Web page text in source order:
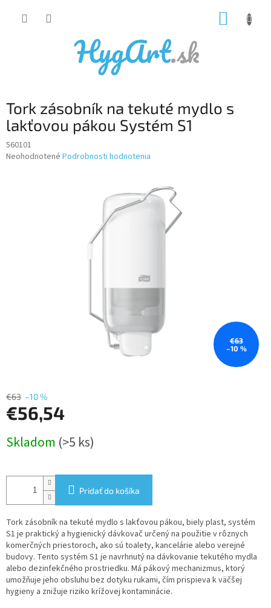
Tork zásobník na tekuté mydlo s
lakťovou pákou Systém S1
560101
Priemerné
Neohodnotené Podrobnosti hodnotenia
€63
–10 %
€63 –10 %
€56,54
cena:
Skladom (>5 ks)
Pridať do košíka
Tork zásobník na tekuté mydlo s lakťovou pákou, biely plast, systém
S1 je praktický a hygienický dávkovač určený na použitie v rôznych
komerčných priestoroch, ako sú toalety, kancelárie alebo verejné
budovy. Tento systém S1 je navrhnutý na dávkovanie tekutého mydla
alebo dezinfekčného prostriedku. Má pákový mechanizmus, ktorý
umožňuje jeho obsluhu bez dotyku rukami, čím prispieva k väčšej
hygieny a znižuje riziko krížovej kontaminácie.